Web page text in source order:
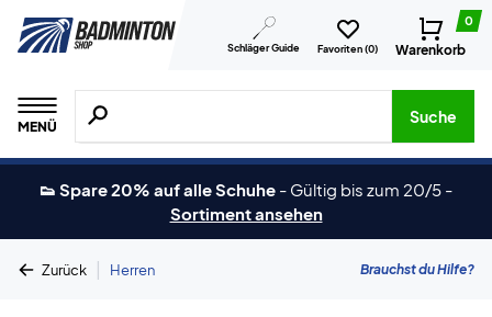
Schläger Guide Favoriten (0)
0
Warenkorb
MENÜ
Suche nach Produkten, Marken usw.
Suche
👟 Spare 20% auf alle Schuhe - Gültig bis zum 20/5 -
Sortiment ansehen
Zurück | Herren Brauchst du Hilfe?